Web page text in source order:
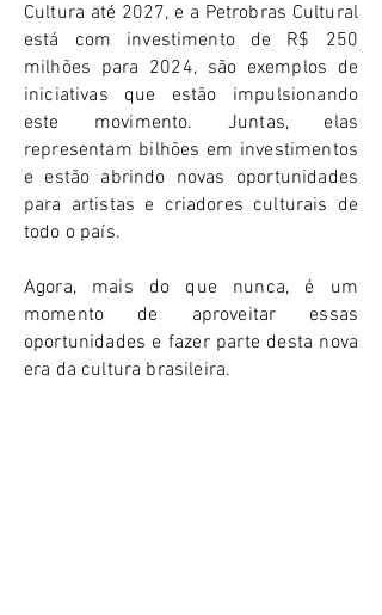
Cultura até 2027, e a Petrobras Cultural
está com investimento de R$ 250
milhões para 2024, são exemplos de
iniciativas que estão impulsionando
este movimento. Juntas, elas
representam bilhões em investimentos
e estão abrindo novas oportunidades
para artistas e criadores culturais de
todo o país.
Agora, mais do que nunca, é um
momento de aproveitar essas
oportunidades e fazer parte desta nova
era da cultura brasileira.